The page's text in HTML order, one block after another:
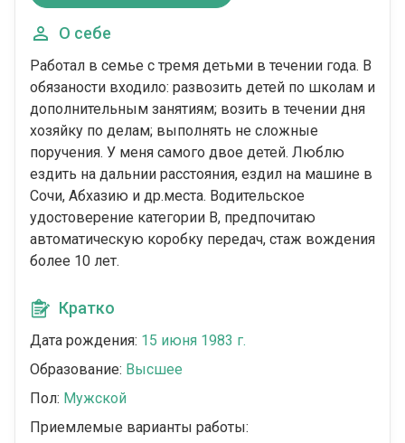
О себе
Работал в семье с тремя детьми в течении года. В
обязаности входило: развозить детей по школам и
дополнительным занятиям; возить в течении дня
хозяйку по делам; выполнять не сложные
поручения. У меня самого двое детей. Люблю
ездить на дальнии расстояния, ездил на машине в
Сочи, Абхазию и др.места. Водительское
удостоверение категории В, предпочитаю
автоматическую коробку передач, стаж вождения
более 10 лет.
Кратко
Дата рождения: 15 июня 1983 г.
Образование: Высшее
Пол: Мужской
Приемлемые варианты работы: